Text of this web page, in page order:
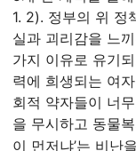
1. 2). 정부의 위 정
실과 괴리감을 느
가지 이유로 유기
력에 희생되는 여
회적 약자들이 너
을 무시하고 동물
이 먼저냐’는 비난